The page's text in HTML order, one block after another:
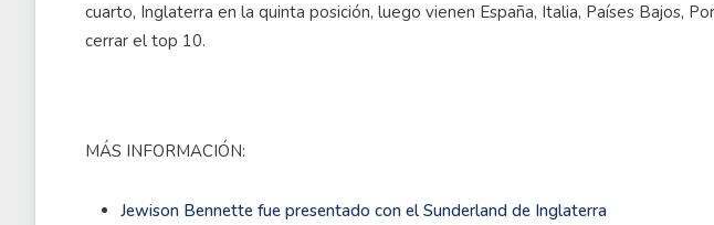
cuarto, Inglaterra en la quinta posición, luego vienen España, Italia, Países Bajos,
cerrar el top 10.
MÁS INFORMACIÓN:
Jewison Bennette fue presentado con el Sunderland de Inglaterra